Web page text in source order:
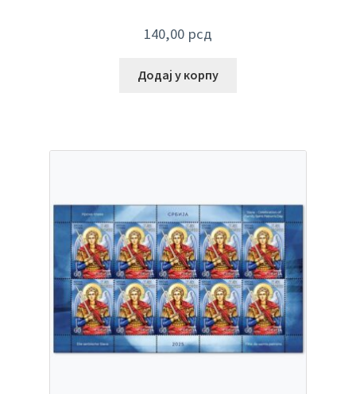
140,00 рсд
Додај у корпу